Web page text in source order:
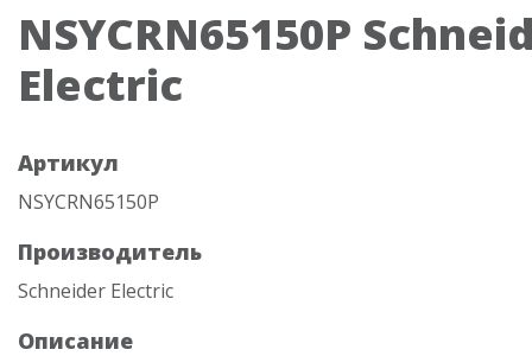
NSYCRN65150P
Electric
Артикул
NSYCRN65150P
Производитель
Schneider Electric
Описание